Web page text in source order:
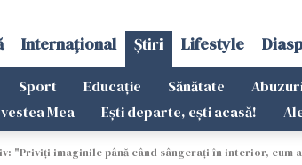
Internațional Știri Lifestyle
Sport Educație Sănătate
Mea
Ești departe, ești acasă!
"Priviți imaginile până când sângerați în interior, cum